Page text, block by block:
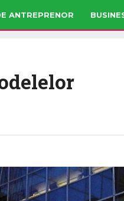
ANTREPRENOR